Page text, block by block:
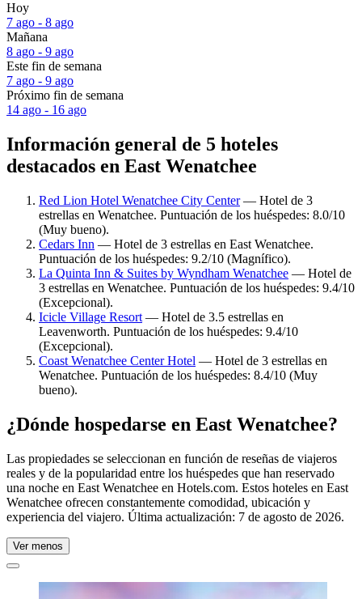
Hoy
7 ago - 8 ago
Mañana
8 ago - 9 ago
Este fin de semana
7 ago - 9 ago
Próximo fin de semana
14 ago - 16 ago
Información general de 5 hoteles
destacados en East Wenatchee
Red Lion Hotel Wenatchee City Center— Hotel de 3
estrellas en Wenatchee. Puntuación de los huéspedes: 8.0/10
(Muy bueno).
Cedars Inn — Hotel de 3 estrellas en East Wenatchee.
Puntuación de los huéspedes: 9.2/10 (Magnífico).
La Quinta Inn & Suites by Wyndham Wenatchee — Hotel de
3 estrellas en Wenatchee. Puntuación de los huéspedes: 9.4/10
(Excepcional).
Icicle Village Resort — Hotel de 3.5 estrellas en
Leavenworth. Puntuación de los huéspedes: 9.4/10
(Excepcional).
Coast Wenatchee Center Hotel — Hotel de 3 estrellas en
Wenatchee. Puntuación de los huéspedes: 8.4/10 (Muy
bueno).
¿Dónde hospedarse en East Wenatchee?
Las propiedades se seleccionan en función de reseñas de viajeros
reales y de la popularidad entre los huéspedes que han reservado
una noche en East Wenatchee en Hotels.com. Estos hoteles en East
Wenatchee ofrecen constantemente comodidad, ubicación y
experiencia del viajero. Última actualización: 7 de agosto de 2026.
Ver menos